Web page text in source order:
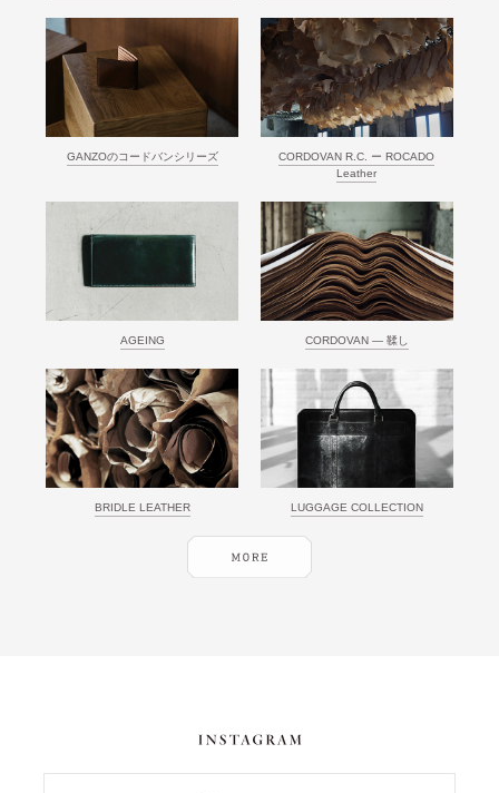
GANZOのコードバンシリーズ
CORDOVAN R.C. ー ROCADO
Leather
AGEING CORDOVAN ― 鞣し
BRIDLE LEATHER LUGGAGE COLLECTION